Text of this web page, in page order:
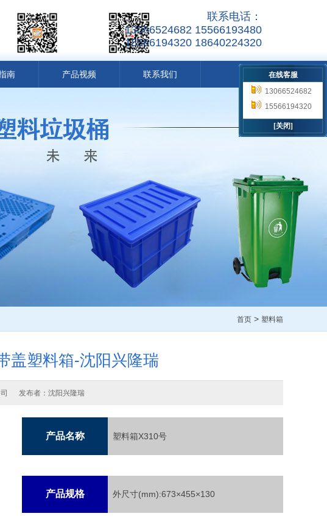
联系电话：
13066524682 15566193480
15566194320 18640224320
南 产品视频 联系我们
首页 > 塑料箱
盖塑料箱-沈阳兴隆瑞
司 发布者：沈阳兴隆瑞
产品名称 塑料箱X310号
产品规格 外尺寸(mm):673×455×130
在线客服
13066524682
15566193480
15566194320
18640224320
[关闭]